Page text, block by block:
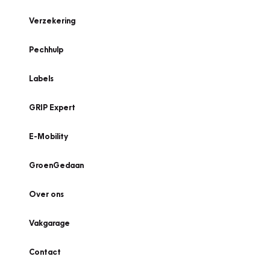
Verzekering
Pechhulp
Labels
GRIP Expert
E-Mobility
GroenGedaan
Over ons
Vakgarage
Contact